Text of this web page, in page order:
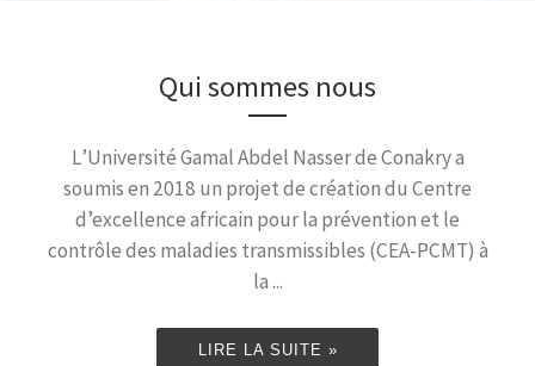
Qui sommes nous
L’Université Gamal Abdel Nasser de Conakry a
soumis en 2018 un projet de création du Centre
d’excellence africain pour la prévention et le
contrôle des maladies transmissibles (CEA-PCMT) à
la ...
LIRE LA SUITE »